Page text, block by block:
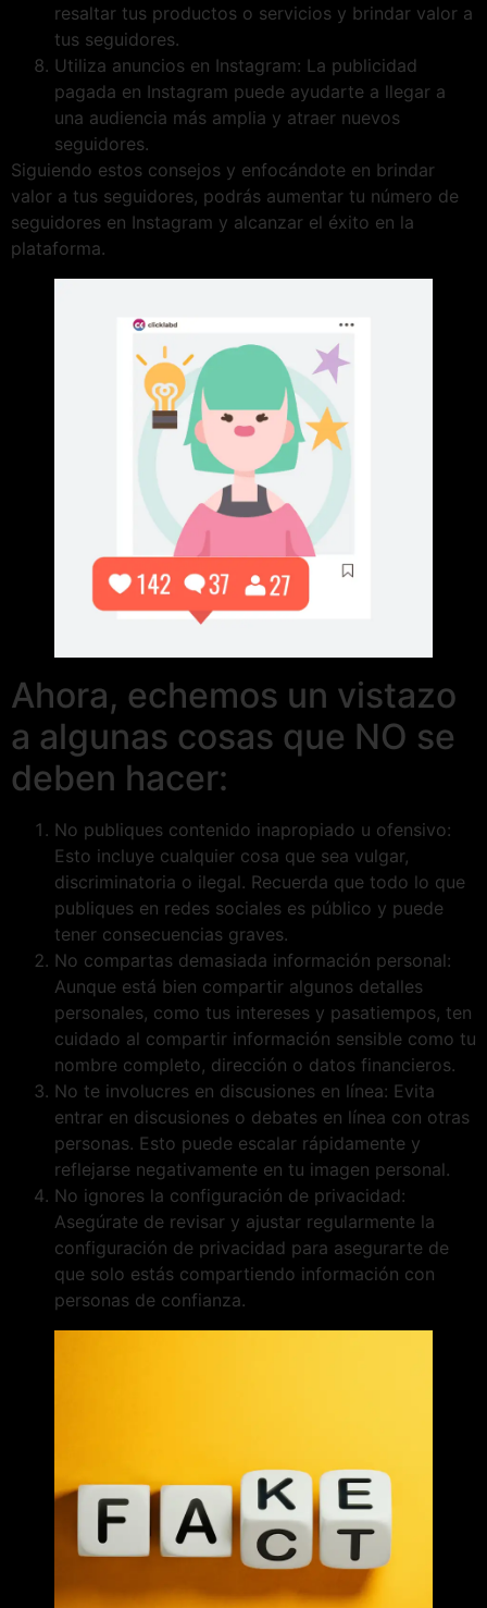
resaltar tus productos o servicios y brindar valor a
tus seguidores.
Utiliza anuncios en Instagram: La publicidad
pagada en Instagram puede ayudarte a llegar a
una audiencia más amplia y atraer nuevos
seguidores.
Siguiendo estos consejos y enfocándote en brindar
valor a tus seguidores, podrás aumentar tu número de
seguidores en Instagram y alcanzar el éxito en la
plataforma.
Ahora, echemos un vistazo
a algunas cosas que NO se
deben hacer:
No publiques contenido inapropiado u ofensivo:
Esto incluye cualquier cosa que sea vulgar,
discriminatoria o ilegal. Recuerda que todo lo que
publiques en redes sociales es público y puede
tener consecuencias graves.
No compartas demasiada información personal:
Aunque está bien compartir algunos detalles
personales, como tus intereses y pasatiempos, ten
cuidado al compartir información sensible como tu
nombre completo, dirección o datos financieros.
No te involucres en discusiones en línea: Evita
entrar en discusiones o debates en línea con otras
personas. Esto puede escalar rápidamente y
reflejarse negativamente en tu imagen personal.
No ignores la configuración de privacidad:
Asegúrate de revisar y ajustar regularmente la
configuración de privacidad para asegurarte de
que solo estás compartiendo información con
personas de confianza.